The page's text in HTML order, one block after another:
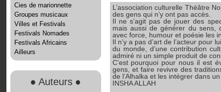
Cies de marionnette
Groupes musicaux
Villes et Festivals
Festivals Nomades
Festivals Africains
Ailleurs
● Auteurs ●
L’association culturelle Théâtre
des gens qui n’y ont pas accès.
Il ne s’agit pas de jouer des
mais aussi de générer du sens,
avec force, humour et poésie les
Il n’y a pas d’art de l’acteur
du monde, d’une contribution
admiré ni un simple produit de
C’est pourquoi pour nous il est
gens, et faire revivre des
de l’Alhalka et les intégrer dans
INSHA ALLAH